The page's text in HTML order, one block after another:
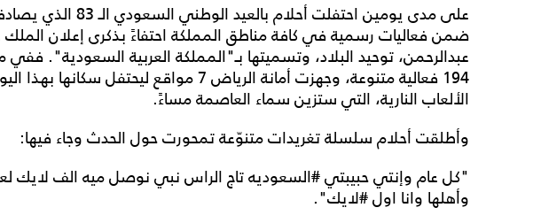
على مدى يومين احتفلت أحلام
ضمن فعاليات رسمية في كافة مناطق المملكة احتفاءً بذكرى إعلان الملك
عبدالرحمن، توحيد البلاد، وتسميتها بـ"المملكة العربية السعودية". ففي
194 فعالية متنوعة، وجهزت أمانة الرياض 7 مواقع
الألعاب النارية، التي ستزين سماء العاصمة مساءً.
وأطلقت أحلام سلسلة تغريدات متنوّعة تمحورت حول الحدث وجاء فيها:
"كل عام وإنتي حبيبتي#السعوديه تاج الراس نبي نوصل ميه الف لايك
وأهلها وانا اول#لايك".